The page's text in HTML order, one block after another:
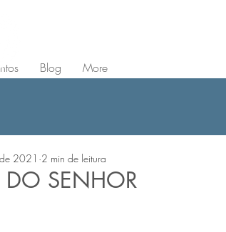
SENHOR
2021 2 min de leitura
Blog More